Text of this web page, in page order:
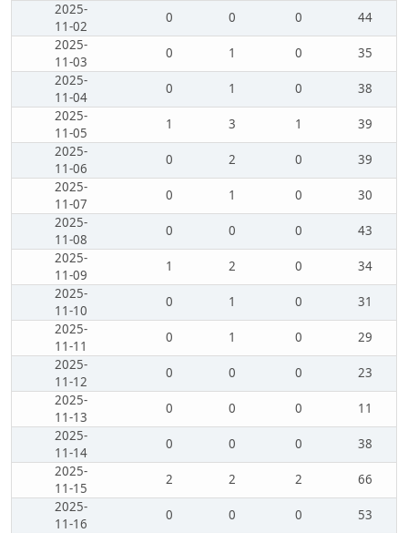
2025-
11-02
0 0 0
44
2025-
11-03
0 1 0
35
2025-
11-04
0 1 0
38
2025-
11-05
1 3 1
39
2025-
11-06
0 2 0
39
2025-
11-07
0 1 0
30
2025-
11-08
0 0 0
43
2025-
11-09
1 2 0
34
2025-
11-10
0 1 0
31
2025-
11-11
0 1 0
29
2025-
11-12
0 0 0
23
2025-
11-13
0 0 0
11
2025-
11-14
0 0 0
38
2025-
11-15
2 2 2
66
2025-
11-16
0 0 0
53